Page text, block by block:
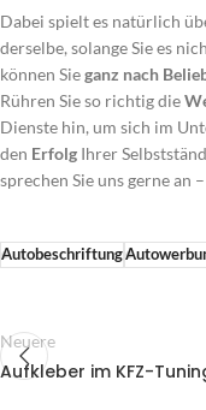
Dabei spielt es natürlich
derselbe, solange Sie es
können Sieganz nach
Rühren Sie so richtig die
Dienste hin, um sich im
den Erfolg Ihrer
sprechen Sie uns gerne an
Autobeschriftung
Neuere
Aufkleber im KFZ-